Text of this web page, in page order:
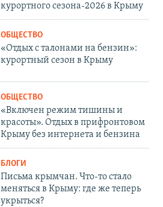
курортного сезона-2026 в Крыму
ОБЩЕСТВО
«Отдых с талонами на бензин»:
курортный сезон в Крыму
ОБЩЕСТВО
«Включен режим тишины и
красоты». Отдых в прифронтовом
Крыму без интернета и бензина
БЛОГИ
Письма крымчан. Что-то стало
меняться в Крыму: где же теперь
укрыться?